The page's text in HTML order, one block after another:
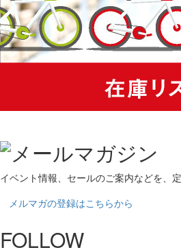
イベント情報、セールのご案内などを、
メルマガの登録はこちらから
FOLLOW